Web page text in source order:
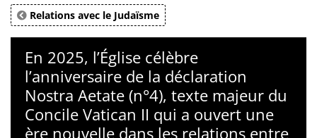
Relations avec le Judaïsme
En 2025, l’Église célèbre
l’anniversaire de la déclaration
Nostra Aetate (n°4), texte majeur du
Concile Vatican II qui a ouvert une
ère nouvelle dans les relations entre